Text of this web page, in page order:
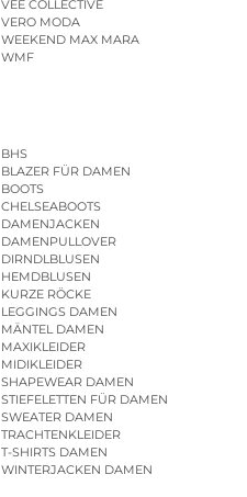
VEE COLLECTIVE
VERO MODA
WEEKEND MAX MARA
WMF
BHS
BLAZER FÜR DAMEN
BOOTS
CHELSEABOOTS
DAMENJACKEN
DAMENPULLOVER
DIRNDLBLUSEN
HEMDBLUSEN
KURZE RÖCKE
LEGGINGS DAMEN
MÄNTEL DAMEN
MAXIKLEIDER
MIDIKLEIDER
SHAPEWEAR DAMEN
STIEFELETTEN FÜR DAMEN
SWEATER DAMEN
TRACHTENKLEIDER
T-SHIRTS DAMEN
WINTERJACKEN DAMEN